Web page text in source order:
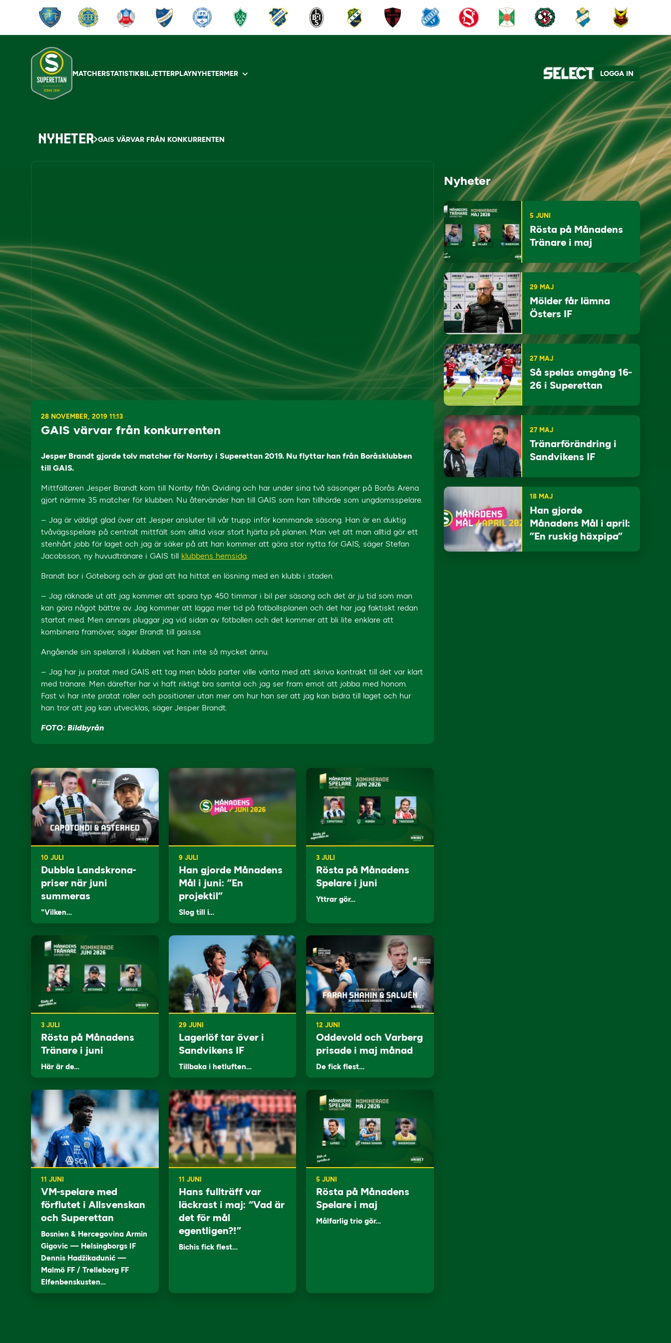
MATCHERSTATISTIKBILJETTERPLAYNYHETERMER LOGGA IN
NYHETER GAIS VÄRVAR FRÅN KONKURRENTEN
28 NOVEMBER, 2019 11:13
GAIS värvar från konkurrenten
Jesper Brandt gjorde tolv matcher för Norrby i Superettan 2019. Nu flyttar han från Boråsklubben
till GAIS.
Mittfältaren Jesper Brandt kom till Norrby från Qviding och har under sina två säsonger på Borås Arena
gjort närmre 35 matcher för klubben. Nu återvänder han till GAIS som han tillhörde som ungdomsspelare.
– Jag är väldigt glad över att Jesper ansluter till vår trupp inför kommande säsong. Han är en duktig
tvåvägsspelare på centralt mittfält som alltid visar stort hjärta på planen. Man vet att man alltid gör ett
stenhårt jobb för laget och jag är säker på att han kommer att göra stor nytta för GAIS, säger Stefan
Jacobsson, ny huvudtränare i GAIS till klubbens hemsida.
Brandt bor i Göteborg och är glad att ha hittat en lösning med en klubb i staden.
– Jag räknade ut att jag kommer att spara typ 450 timmar i bil per säsong och det är ju tid som man
kan göra något bättre av. Jag kommer att lägga mer tid på fotbollsplanen och det har jag faktiskt redan
startat med. Men annars pluggar jag vid sidan av fotbollen och det kommer att bli lite enklare att
kombinera framöver, säger Brandt till gais.se.
Angående sin spelarroll i klubben vet han inte så mycket ännu.
– Jag har ju pratat med GAIS ett tag men båda parter ville vänta med att skriva kontrakt till det var klart
med tränare. Men därefter har vi haft riktigt bra samtal och jag ser fram emot att jobba med honom.
Fast vi har inte pratat roller och positioner utan mer om hur han ser att jag kan bidra till laget och hur
han tror att jag kan utvecklas, säger Jesper Brandt.
FOTO: Bildbyrån
10 JULI
Dubbla Landskrona-
priser när juni
summeras
"Vilken…
9 JULI
Han gjorde Månadens
Mål i juni: ”En
projektil”
Slog till i…
3 JULI
Rösta på Månadens
Spelare i juni
Yttrar gör…
3 JULI
Rösta på Månadens
Tränare i juni
Här är de…
29 JUNI
Lagerlöf tar över i
Sandvikens IF
Tillbaka i hetluften…
12 JUNI
Oddevold och Varberg
prisade i maj månad
De fick flest…
11 JUNI
VM-spelare med
förflutet i Allsvenskan
och Superettan
Bosnien & Hercegovina Armin
Gigovic — Helsingborgs IF
Dennis Hadžikadunić —
Malmö FF / Trelleborg FF
Elfenbenskusten…
11 JUNI
Hans fullträff var
läckrast i maj: “Vad är
det för mål
egentligen?!”
Bichis fick flest…
5 JUNI
Rösta på Månadens
Spelare i maj
Målfarlig trio gör…
Nyheter
5 JUNI
Rösta på Månadens
Tränare i maj
29 MAJ
Mölder får lämna
Östers IF
27 MAJ
Så spelas omgång 16-
26 i Superettan
27 MAJ
Tränarförändring i
Sandvikens IF
18 MAJ
Han gjorde
Månadens Mål i april:
”En ruskig häxpipa”